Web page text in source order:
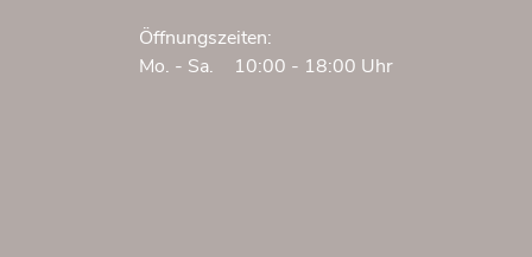
Öffnungszeiten:
Mo. - Sa.
10:00 - 18:00 Uhr